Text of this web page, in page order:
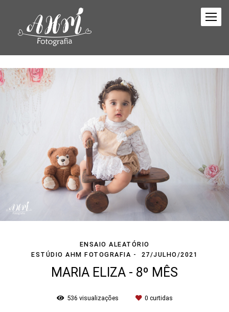
ENSAIO ALEATÓRIO
ESTÚDIO AHM FOTOGRAFIA
27/JULHO/2021
MARIA ELIZA - 8º MÊS
536 visualizações 0 curtidas